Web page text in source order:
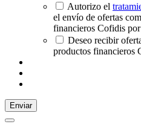
Autorizo el
el envío de ofertas
financieros Cofidis
Deseo recibir
productos financieros
Enviar